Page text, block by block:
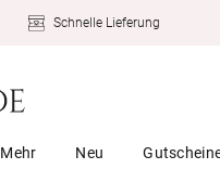
Schnelle Lieferung
Mehr Neu